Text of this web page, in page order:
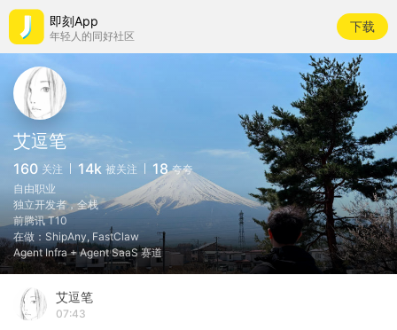
即刻App
年轻人的同好社区
下载
艾逗笔
160 关注 14k 被关注 18 夸夸
自由职业
独立开发者，全栈
前腾讯 T10
在做：ShipAny, FastClaw
Agent Infra + Agent SaaS 赛道
艾逗笔
07:43